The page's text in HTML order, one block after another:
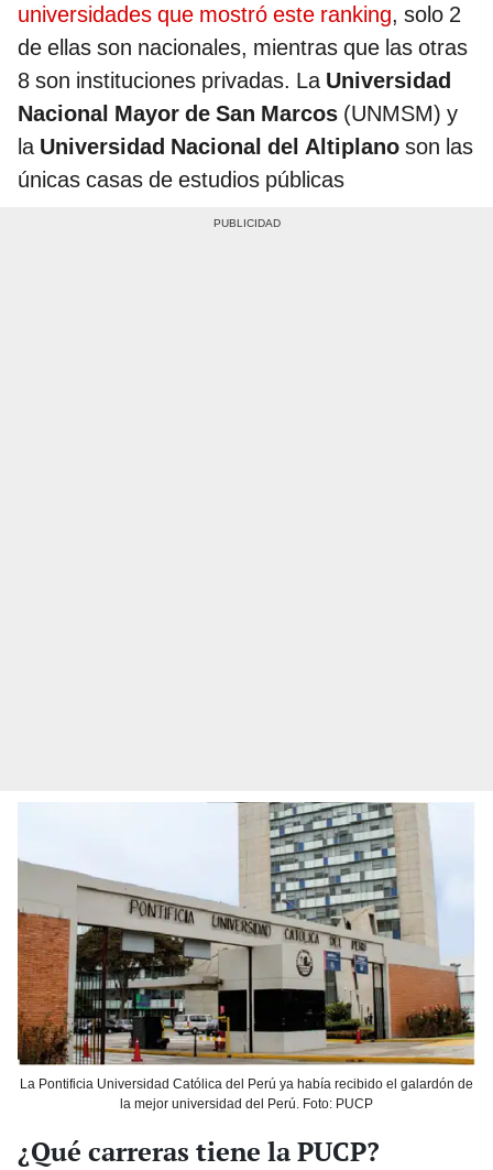
universidades que mostró este ranking, solo 2
de ellas son nacionales, mientras que las otras
8 son instituciones privadas. LaUniversidad
Nacional Mayor de San Marcos (UNMSM) y
la Universidad Nacional del Altiplano son las
únicas casas de estudios públicas
La Pontificia Universidad Católica del Perú ya había recibido el galardón de
la mejor universidad del Perú. Foto: PUCP
¿Qué carreras tiene la PUCP?